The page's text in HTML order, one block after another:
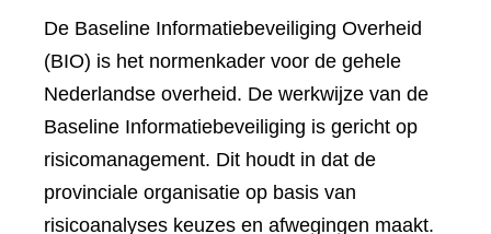
De Baseline Informatiebeveiliging Overheid
(BIO) is het normenkader voor de gehele
Nederlandse overheid. De werkwijze van de
Baseline Informatiebeveiliging is gericht op
risicomanagement. Dit houdt in dat de
provinciale organisatie op basis van
risicoanalyses keuzes en afwegingen maakt.